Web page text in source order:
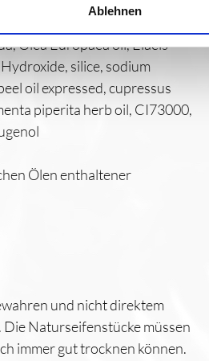
Ablehnen
Olea Europaea oil, Elaeis
silice, sodium
oil expressed, cupressus
piperita herb oil, CI73000,
Ölen enthaltener
und nicht direktem
Die Naturseifenstücke müssen
immer gut trocknen können.